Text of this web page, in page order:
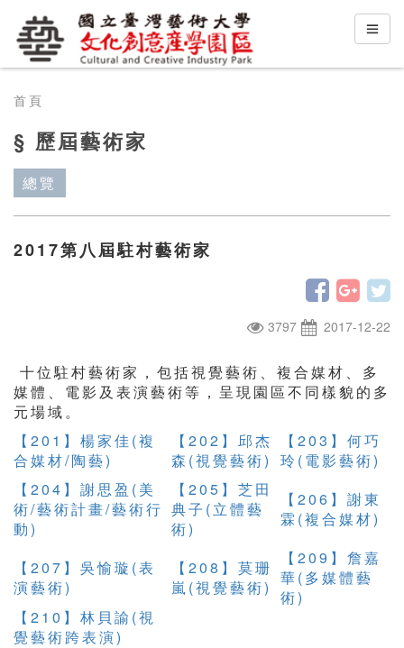
首頁
§ 歷屆藝術家
總覽
2017第八屆駐村藝術家
3797 2017-12-22
十位駐村藝術家，包括視覺藝術、複合媒材、多
媒體、電影及表演藝術等，呈現園區不同樣貌的多
元場域。
【201】楊家佳(複
合媒材/陶藝)
【202】邱杰
森(視覺藝術)
【203】何巧
玲(電影藝術)
【204】謝思盈(美
術/藝術計畫/藝術行
動)
【205】芝田
典子(立體藝
術)
【206】謝東
霖(複合媒材)
【207】吳愉璇(表
演藝術)
【208】莫珊
嵐(視覺藝術)
【209】詹嘉
華(多媒體藝
術)
【210】林貝諭(視
覺藝術跨表演)